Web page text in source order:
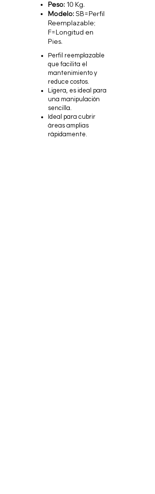
Peso: 10 Kg.
Modelo:SB=Perfil
Reemplazable;
F=Longitud en
Pies.
Perfil reemplazable
que facilita el
mantenimiento y
reduce costos.
Ligera, es ideal para
una manipulación
sencilla.
Ideal para cubrir
áreas amplias
rápidamente.